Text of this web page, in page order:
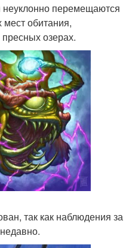
перемещаются
мест обитания,
озерах.
так как наблюдения за